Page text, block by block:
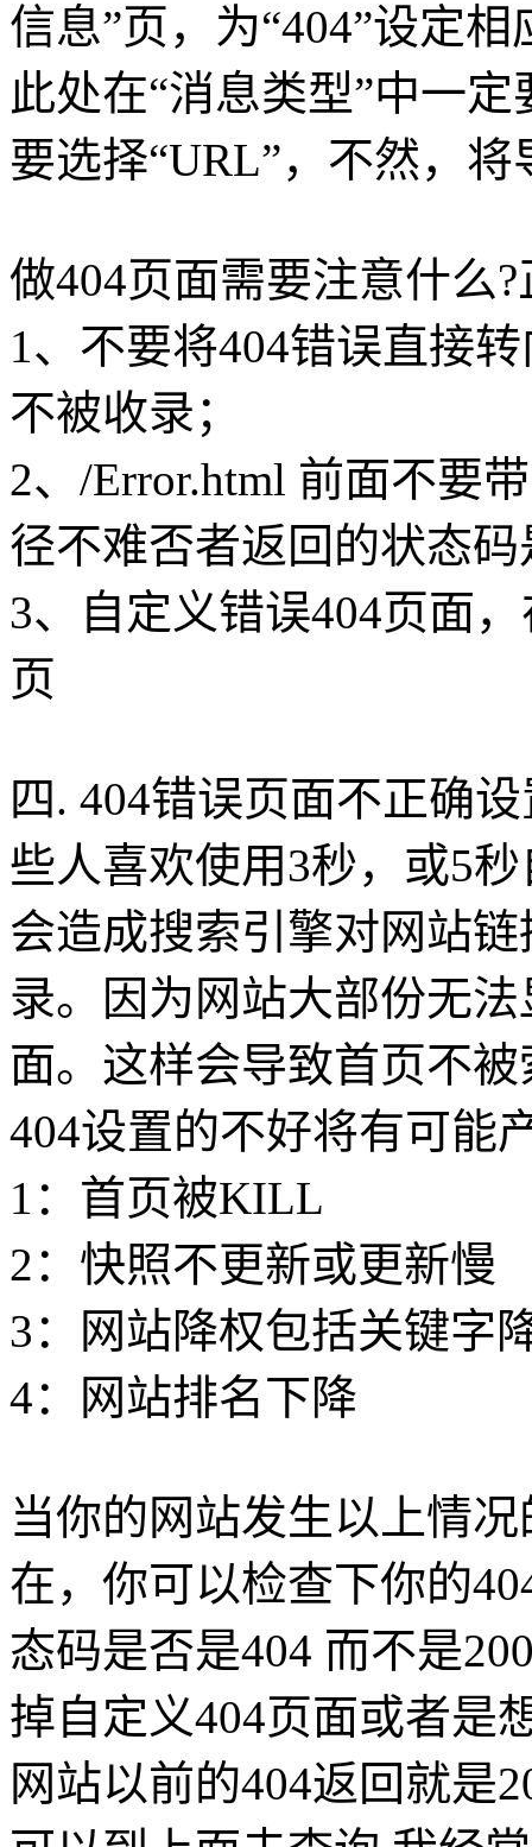
信息”页，为“404”设定
此处在“消息类型”中一
要选择“URL”，不然，
做404页面需要注意什么
1、不要将404错误直接
不被收录；
2、/Error.html 前面不要
径不难否者返回的状态
3、自定义错误404页面
页
四. 404错误页面不正确
些人喜欢使用3秒，或5
会造成搜索引擎对网站
录。因为网站大部份无
面。这样会导致首页不
404设置的不好将有可能
1：首页被KILL
2：快照不更新或更新慢
3：网站降权包括关键字
4：网站排名下降
当你的网站发生以上情
在，你可以检查下你的
态码是否是404 而不是
掉自定义404页面或者是
网站以前的404返回就是